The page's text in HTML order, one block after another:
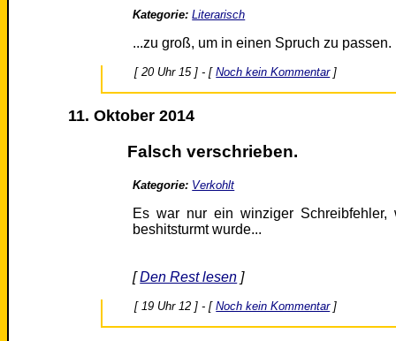
Kategorie: Literarisch
...zu groß, um in einen Spruch zu passen.
[ 20 Uhr 15 ] - [Noch kein Kommentar]
11. Oktober 2014
Falsch verschrieben.
Kategorie: Verkohlt
Es war nur ein winziger
beshitsturmt wurde...
[Den Rest lesen ]
[ 19 Uhr 12 ] - [Noch kein Kommentar]